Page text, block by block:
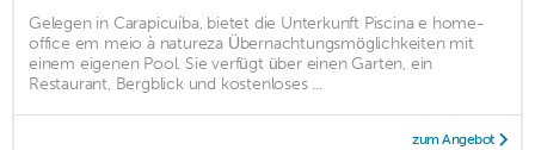
Gelegen in Carapicuíba, bietet die Unterkunft Piscina e home-
office em meio à natureza Übernachtungsmöglichkeiten mit
einem eigenen Pool. Sie verfügt über einen Garten, ein
Restaurant, Bergblick und kostenloses ...
zum Angebot